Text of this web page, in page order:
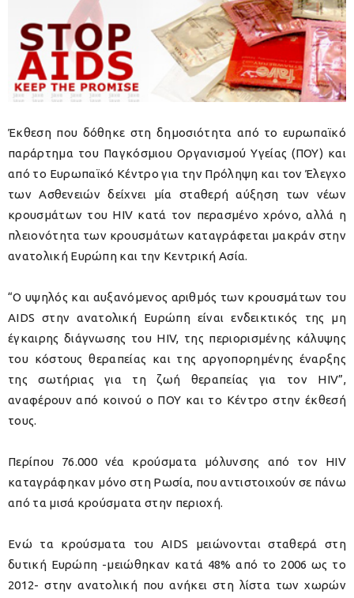
Έκθεση που δόθηκε στη δημοσιότητα από το ευρωπαϊκό
παράρτημα του Παγκόσμιου Οργανισμού Υγείας (ΠΟΥ) και
από το Ευρωπαϊκό Κέντρο για την Πρόληψη και τον Έλεγχο
των Ασθενειών δείχνει μία σταθερή αύξηση των νέων
κρουσμάτων του HIV κατά τον περασμένο χρόνο, αλλά η
πλειονότητα των κρουσμάτων καταγράφεται μακράν στην
ανατολική Ευρώπη και την Κεντρική Ασία.
“Ο υψηλός και αυξανόμενος αριθμός των κρουσμάτων του
AIDS στην ανατολική Ευρώπη είναι ενδεικτικός της μη
έγκαιρης διάγνωσης του HIV, της περιορισμένης κάλυψης
του κόστους θεραπείας και της αργοπορημένης έναρξης
της σωτήριας για τη ζωή θεραπείας για τον HIV”,
αναφέρουν από κοινού ο ΠΟΥ και το Κέντρο στην έκθεσή
τους.
Περίπου 76.000 νέα κρούσματα μόλυνσης από τον HIV
καταγράφηκαν μόνο στη Ρωσία, που αντιστοιχούν σε πάνω
από τα μισά κρούσματα στην περιοχή.
Ενώ τα κρούσματα του AIDS μειώνονται σταθερά στη
δυτική Ευρώπη -μειώθηκαν κατά 48% από το 2006 ως το
2012- στην ανατολική που ανήκει στη λίστα των χωρών